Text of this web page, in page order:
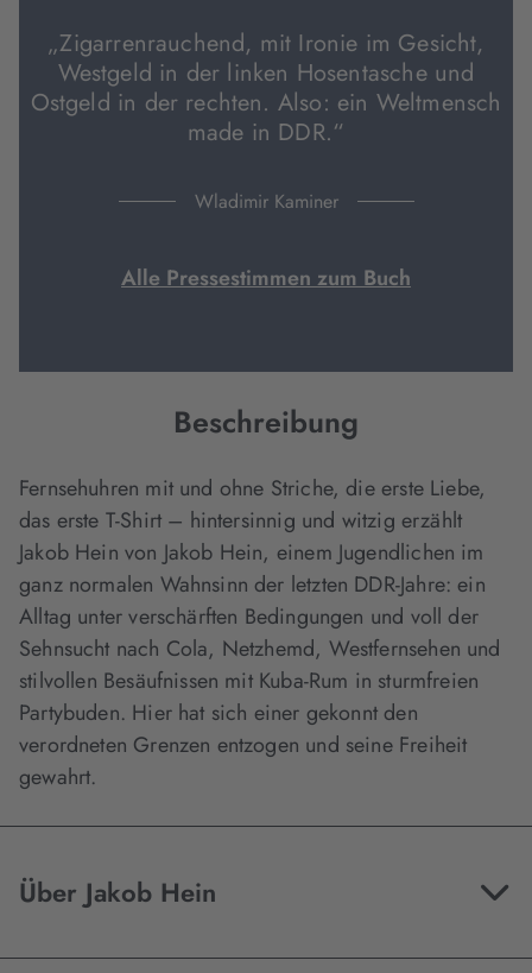
„Zigarrenrauchend, mit Ironie im Gesicht,
Westgeld in der linken Hosentasche und
Ostgeld in der rechten. Also: ein Weltmensch
made in DDR.“
Wladimir Kaminer
Alle Pressestimmen zum Buch
Beschreibung
Fernsehuhren mit und ohne Striche, die erste Liebe,
das erste T-Shirt – hintersinnig und witzig erzählt
Jakob Hein von Jakob Hein, einem Jugendlichen im
ganz normalen Wahnsinn der letzten DDR-Jahre: ein
Alltag unter verschärften Bedingungen und voll der
Sehnsucht nach Cola, Netzhemd, Westfernsehen und
stilvollen Besäufnissen mit Kuba-Rum in sturmfreien
Partybuden. Hier hat sich einer gekonnt den
verordneten Grenzen entzogen und seine Freiheit
gewahrt.
Über Jakob Hein